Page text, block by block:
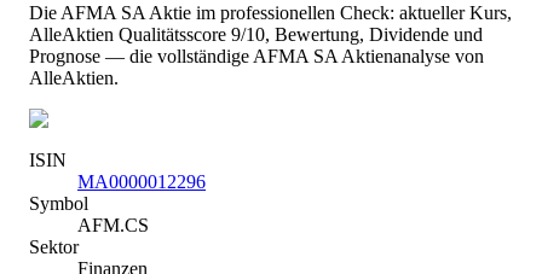
Die AFMA SA Aktie im professionellen Check: aktueller Kurs,
AlleAktien Qualitätsscore 9/10, Bewertung, Dividende und
Prognose — die vollständige AFMA SA Aktienanalyse von
AlleAktien.
ISIN
MA0000012296
Symbol
AFM.CS
Sektor
Finanzen